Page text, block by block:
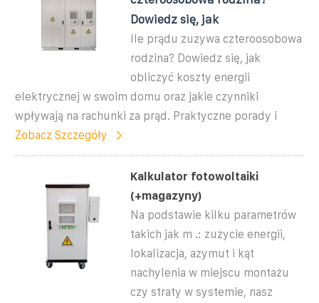
Dowiedz się, jak
Ile prądu zużywa czteroosobowa
rodzina? Dowiedz się, jak
obliczyć koszty energii
elektrycznej w swoim domu oraz jakie czynniki
wpływają na rachunki za prąd. Praktyczne porady i
Zobacz Szczegóły
Kalkulator fotowoltaiki
(+magazyny)
Na podstawie kilku parametrów
takich jak m .: zużycie energii,
lokalizacja, azymut i kąt
nachylenia w miejscu montażu
czy straty w systemie, nasz